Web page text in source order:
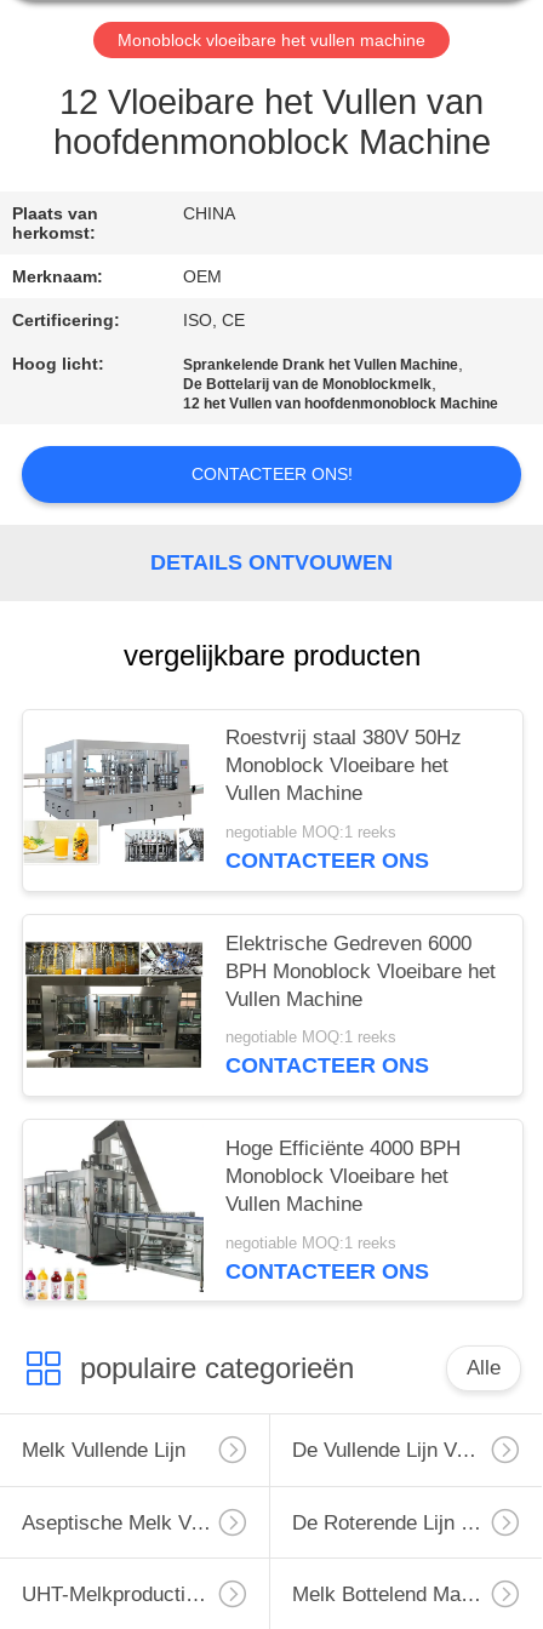
VERZOEK
OM
EEN
CITAAT
SITEMAP
Monoblock vloeibare het vullen machine
12 Vloeibare het Vullen van
hoofdenmonoblock Machine
Plaats van
herkomst:
CHINA
Merknaam: OEM
Certificering: ISO, CE
Hoog licht: Sprankelende Drank het Vullen Machine
De Bottelarij van de Monoblockmelk
12 het Vullen van hoofdenmonoblock Machine
CONTACTEER ONS!
DETAILS ONTVOUWEN
vergelijkbare producten
Roestvrij staal 380V 50Hz
Monoblock Vloeibare het
Vullen Machine
negotiable MOQ:1 reeks
CONTACTEER ONS
Elektrische Gedreven 6000
BPH Monoblock Vloeibare het
Vullen Machine
negotiable MOQ:1 reeks
CONTACTEER ONS
Hoge Efficiënte 4000 BPH
Monoblock Vloeibare het
Vullen Machine
negotiable MOQ:1 reeks
CONTACTEER ONS
populaire categorieën Alle
Melk Vullende Lijn De Vullende Lijn Van De Monoblockmelk
Aseptische Melk Vullende Lijn De Roterende Lijn Van Het Melkflessenvullen
UHT-Melkproductielijn Melk Bottelend Materiaal